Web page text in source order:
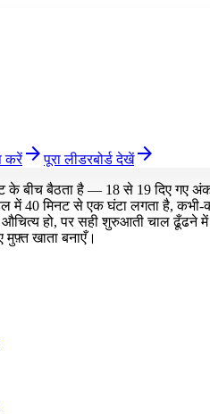
करेंarrow_forwardपूरा लीडरबोर्ड देखेंarrow_forward
के बीच बैठता है — 18 से 19 दिए गए
हल में 40 मिनट से एक घंटा लगता है,
औचित्य हो, पर सही शुरुआती चाल
खाता बनाएँ।